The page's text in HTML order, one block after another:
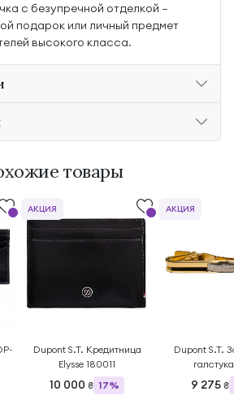
с безупречной отделкой —
подарок или личный предмет
высокого класса.
товары
Dupont S.T. Кредитница
Elysse 180011
10 000 ₴ 17%
АКЦИЯ
Dupont S.T.
9 275 ₴
АКЦИЯ